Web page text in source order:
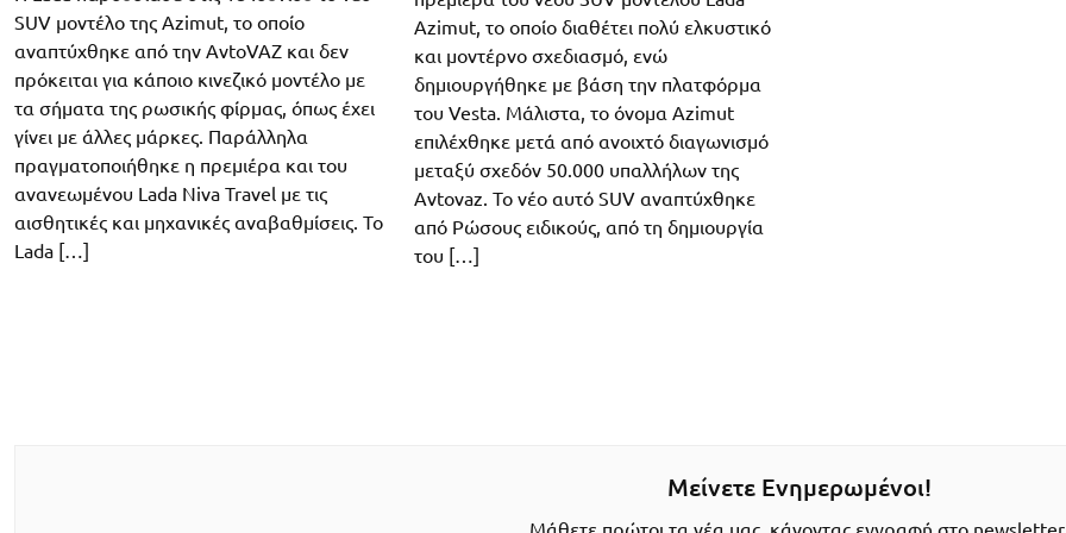
SUV μοντέλο της Azimut, το οποίο
αναπτύχθηκε από την AvtoVAZ και δεν
πρόκειται για κάποιο κινεζικό μοντέλο με
τα σήματα της ρωσικής φίρμας, όπως έχει
γίνει με άλλες μάρκες. Παράλληλα
πραγματοποιήθηκε η πρεμιέρα και του
ανανεωμένου Lada Niva Travel με τις
αισθητικές και μηχανικές αναβαθμίσεις. To
Lada […]
Azimut, το οποίο διαθέτει πολύ ελκυστικό
και μοντέρνο σχεδιασμό, ενώ
δημιουργήθηκε με βάση την πλατφόρμα
του Vesta. Μάλιστα, το όνομα Azimut
επιλέχθηκε μετά από ανοιχτό διαγωνισμό
μεταξύ σχεδόν 50.000 υπαλλήλων της
Avtovaz. Το νέο αυτό SUV αναπτύχθηκε
από Ρώσους ειδικούς, από τη δημιουργία
του […]
Μείνετε Ενημερωμένοι!